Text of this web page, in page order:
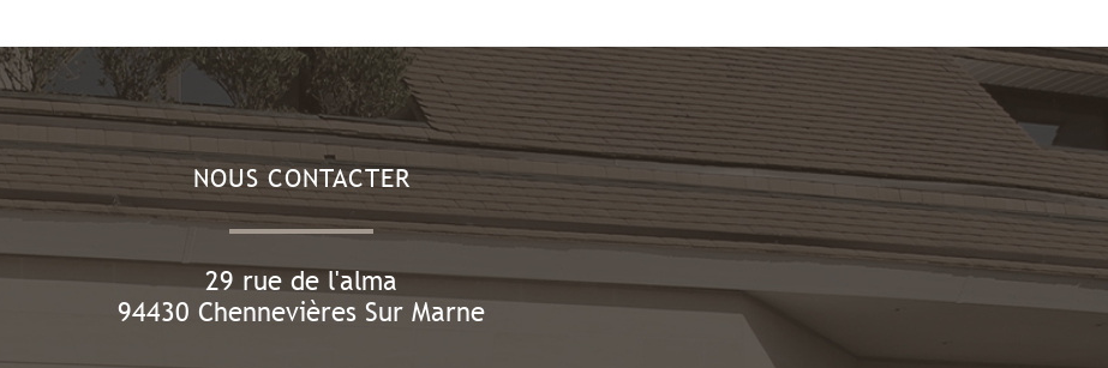
NOUS CONTACTER
29 rue de l'alma
94430 Chennevières Sur Marne